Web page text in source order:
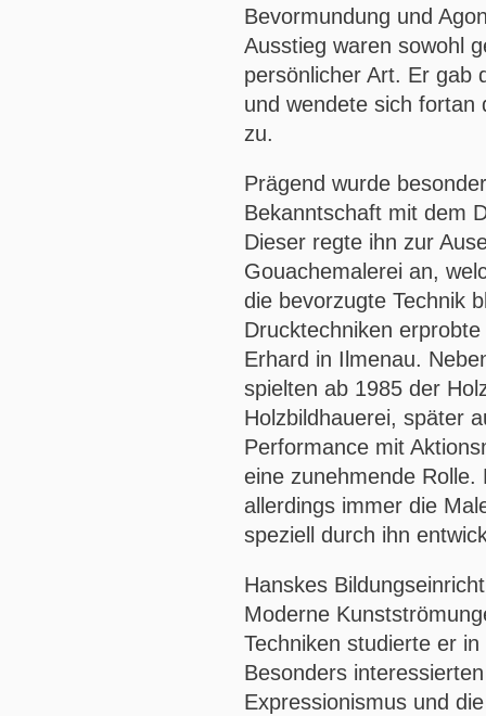
Bevormundung und
Ausstieg waren sowohl
persönlicher Art. Er gab
und wendete sich fortan
zu.
Prägend wurde
Bekanntschaft mit dem
Dieser regte ihn zur
Gouachemalerei an,
die bevorzugte Technik
Drucktechniken
Erhard in Ilmenau.
spielten ab 1985 der
Holzbildhauerei, später
Performance mit
eine zunehmende
allerdings immer die
speziell durch ihn
Hanskes
Moderne
Techniken studierte er
Besonders
Expressionismus und